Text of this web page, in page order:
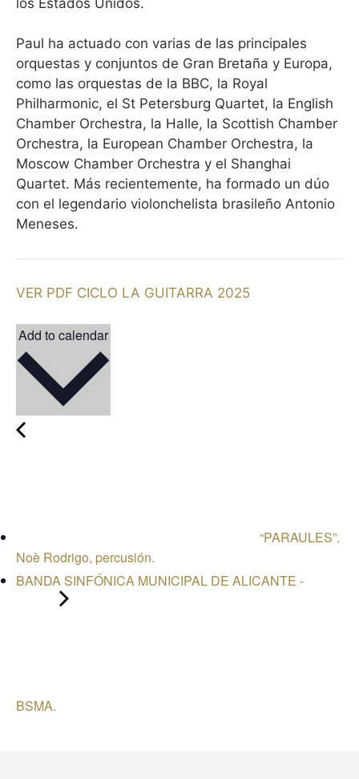
Paul ha actuado con varias de las principales
orquestas y conjuntos de Gran Bretaña y Europa,
como las orquestas de la BBC, la Royal
Philharmonic, el St Petersburg Quartet, la English
Chamber Orchestra, la Halle, la Scottish Chamber
Orchestra, la European Chamber Orchestra, la
Moscow Chamber Orchestra y el Shanghai
Quartet. Más recientemente, ha formado un dúo
con el legendario violonchelista brasileño Antonio
Meneses.
VER PDF CICLO LA GUITARRA 2025
“PARAULES”.
Noè Rodrigo, percusión.
BANDA SINFÓNICA MUNICIPAL DE ALICANTE -
BSMA.